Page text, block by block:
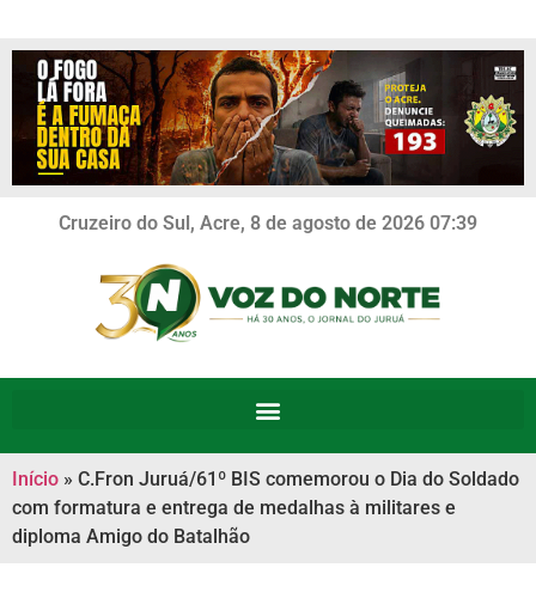
Cruzeiro do Sul, Acre, 8 de agosto de 2026 07:39
Início » C.Fron Juruá/61º BIS comemorou o Dia do Soldado
com formatura e entrega de medalhas à militares e
diploma Amigo do Batalhão